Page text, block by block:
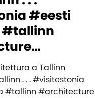
#eesti
a Tallinn
. . . #visitestonia
#tallinn #architecture